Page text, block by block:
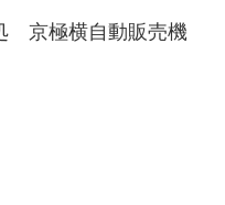
京極横自動販売機